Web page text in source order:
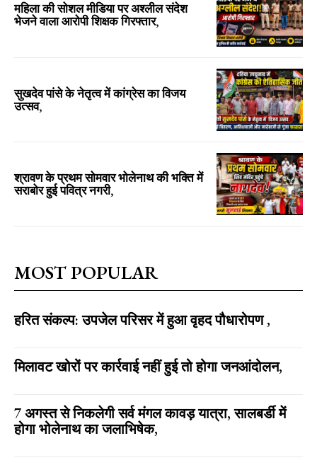
महिला की सोशल मीडिया पर अश्लील संदेश
भेजने वाला आरोपी शिक्षक गिरफ्तार,
सुखदेव पांसे के नेतृत्व में कांग्रेस का विजय
उत्सव,
श्रावण के प्रथम सोमवार भोलेनाथ की भक्ति में
सराबोर हुई पवित्र नगरी,
MOST POPULAR
हरित संकल्प: उपजेल परिसर में हुआ वृहद पौधारोपण ,
मिलावट खोरों पर कार्रवाई नहीं हुई तो होगा जनआंदोलन,
7 अगस्त से निकलेगी सर्व मंगल कावड़ यात्रा, सालबर्डी में
होगा भोलेनाथ का जलाभिषेक,